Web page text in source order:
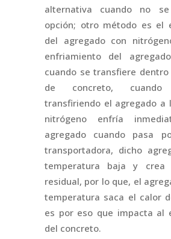
alternativa cuando no
opción; otro método es el
del agregado con
enfriamiento del
cuando se transfiere
de concreto,
transfiriendo el agregado a
nitrógeno enfría
agregado cuando pasa
transportadora, dicho
temperatura baja y crea
residual, por lo que, el
temperatura saca el calor
es por eso que impacta al
del concreto.